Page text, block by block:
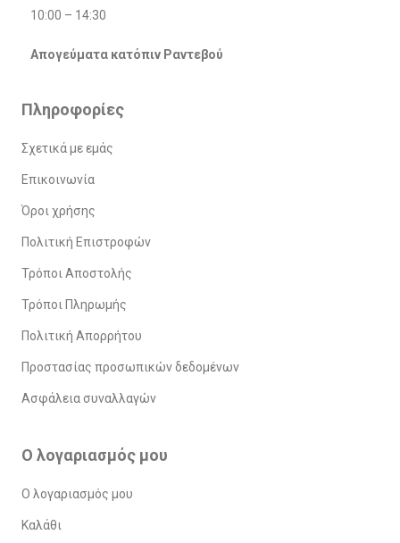
10:00 – 14:30
Απογεύματα κατόπιν Ραντεβού
Πληροφορίες
Σχετικά με εμάς
Επικοινωνία
Όροι χρήσης
Πολιτική Επιστροφών
Τρόποι Αποστολής
Τρόποι Πληρωμής
Πολιτική Απορρήτου
Προστασίας προσωπικών δεδομένων
Ασφάλεια συναλλαγών
Ο λογαριασμός μου
Ο λογαριασμός μου
Καλάθι